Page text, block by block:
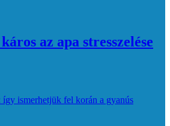
az apa stresszelése
ismerhetjük fel korán a gyanús